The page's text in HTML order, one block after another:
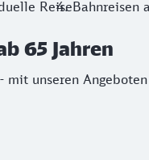
ReiseBahnreisen
65 Jahren
unseren